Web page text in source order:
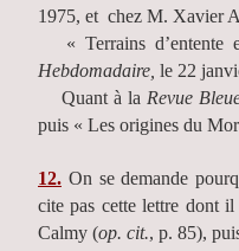
1975, et chez M. Xavier
« Terrains d’entente
Hebdomadaire, le 22
Quant à la Revue
puis « Les origines du
12. On se demande
cite pas cette lettre dont
Calmy (op. cit., p. 85),